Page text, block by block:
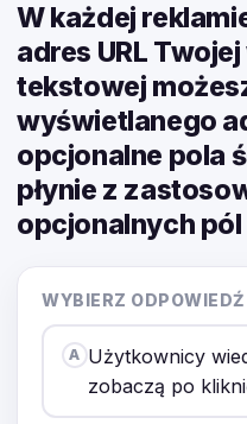
W każdej
adres URL
tekstowej
wyświetlanego
opcjonalne pola
płynie z
opcjonalnych pól
WYBIERZ ODPOWIEDŹ
A Użytkownicy
zobaczą po